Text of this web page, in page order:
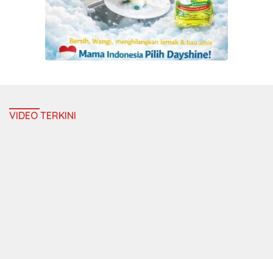
VIDEO TERKINI